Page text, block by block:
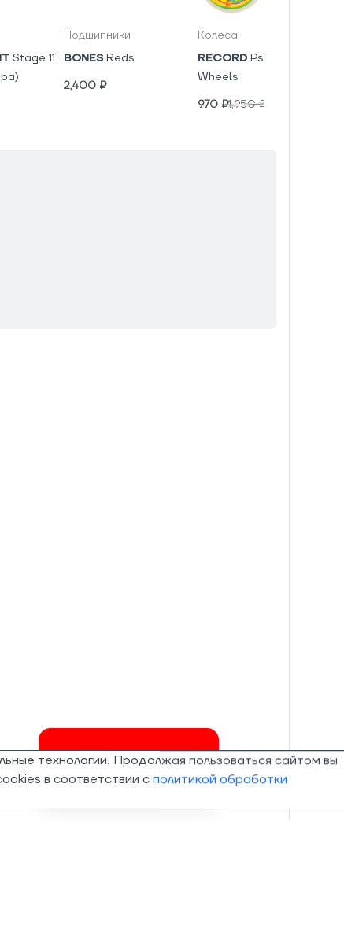
Stage 11
Подшипники
BONES Reds
2,400 ₽
Колеса
RECORD Psyho V5
Wheels
970 ₽1,950₽
Invalid csrf token
технологии. Продолжая пользоваться сайтом вы
в соответствии с политикой обработки